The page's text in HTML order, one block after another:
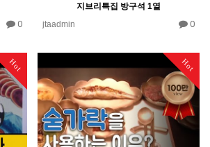
0
지브리특집 방구석 1열
jtaadmin
0
Hot Hot